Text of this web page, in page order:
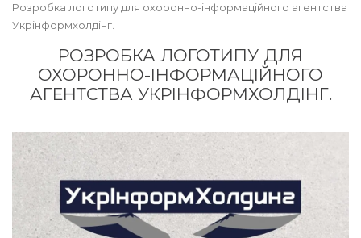
Розробка логотипу для охоронно-інформаційного агентства
Укрінформхолдінг.
РОЗРОБКА ЛОГОТИПУ ДЛЯ
ОХОРОННО-ІНФОРМАЦІЙНОГО
АГЕНТСТВА УКРІНФОРМХОЛДІНГ.